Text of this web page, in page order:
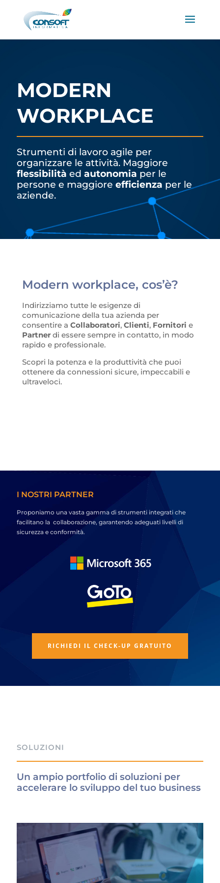
MODERN
WORKPLACE
Strumenti di lavoro agile per
organizzare le attività. Maggiore
flessibilità ed autonomia per le
persone e maggioreefficienza per le
aziende.
Modern workplace, cos’è?
Indirizziamo tutte le esigenze di
comunicazione della tua azienda per
consentire a Collaboratori, Clienti, Fornitori e
Partnerdi essere sempre in contatto, in modo
rapido e professionale.
Scopri la potenza e la produttività che puoi
ottenere da connessioni sicure, impeccabili e
ultraveloci.
I NOSTRI PARTNER
Proponiamo una vasta gamma di strumenti integrati che
facilitano la collaborazione, garantendo adeguati livelli di
sicurezza e conformità.
RICHIEDI IL CHECK-UP GRATUITO
SOLUZIONI
Un ampio portfolio disoluzioni per
accelerare lo sviluppo del tuo business